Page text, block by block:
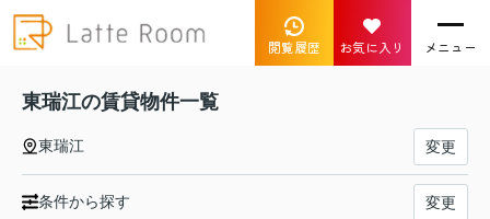
閲覧履歴 お気に入り メニュー
東瑞江の賃貸物件一覧
東瑞江 変更
条件から探す 変更